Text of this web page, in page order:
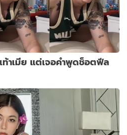
าเมีย แต่เจอคำพูดช็อตฟีล